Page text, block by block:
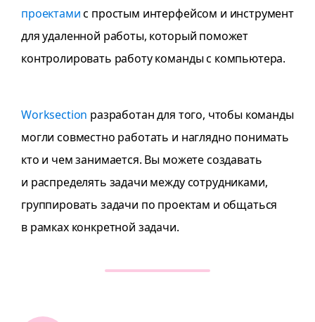
проектамис простым интерфейсом и инструмент
для удаленной работы, который поможет
контролировать работу команды с компьютера.
Worksection разработан для того, чтобы команды
могли совместно работать и наглядно понимать
кто и чем занимается. Вы можете создавать
и распределять задачи между сотрудниками,
группировать задачи по проектам и общаться
в рамках конкретной задачи.